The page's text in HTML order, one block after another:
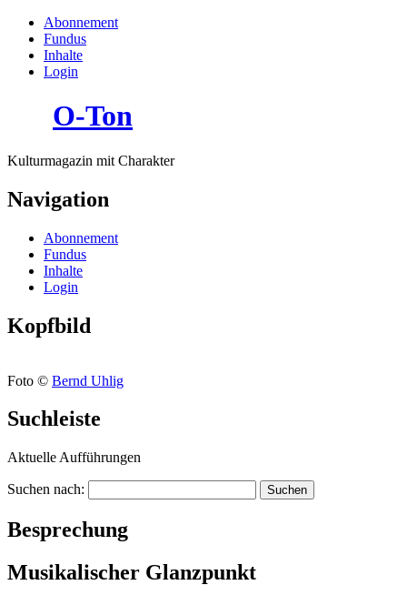
Abonnement
Fundus
Inhalte
Login
O-Ton
Kulturmagazin mit Charakter
Navigation
Abonnement
Fundus
Inhalte
Login
Kopfbild
Foto © Bernd Uhlig
Suchleiste
Aktuelle Aufführungen
Suchen nach:
Besprechung
Musikalischer Glanzpunkt